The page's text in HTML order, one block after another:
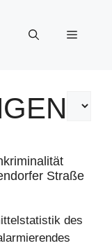
Menü
Straße
des